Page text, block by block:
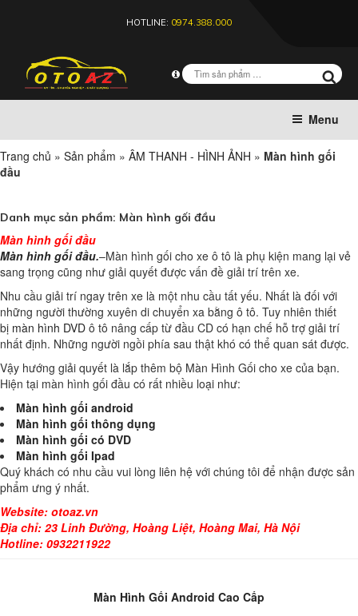
HOTLINE: 0974.388.000
Menu
Trang chủ » Sản phẩm » ÂM THANH - HÌNH ẢNH » Màn hình gối
đầu
Danh mục sản phẩm: Màn hình gối đầu
Màn hình gối đầu
Màn hình gối đầu.–Màn hình gối cho xe ô tô là phụ kiện mang lại vẻ
sang trọng cũng như giải quyết được vấn đề giải trí trên xe.
Nhu cầu giải trí ngay trên xe là một nhu cầu tất yếu. Nhất là đối với
những người thường xuyên di chuyển xa bằng ô tô. Tuy nhiên thiết
bị màn hình DVD ô tô nâng cấp từ đầu CD có hạn chế hỗ trợ giải trí
nhất định. Những người ngồi phía sau thật khó có thể quan sát được.
Vậy hướng giải quyết là lắp thêm bộ Màn Hình Gối cho xe của bạn.
Hiện tại màn hình gối đầu có rất nhiều loại như:
Màn hình gối android
Màn hình gối thông dụng
Màn hình gối có DVD
Màn hình gối Ipad
Quý khách có nhu cầu vui lòng liên hệ với chúng tôi để nhận được sản
phẩm ưng ý nhất.
Website: otoaz.vn
Địa chỉ: 23 Linh Đường, Hoàng Liệt, Hoàng Mai, Hà Nội
Hotline: 0932211922
Màn Hình Gối Android Cao Cấp